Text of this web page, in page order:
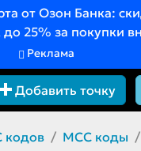
от Озон Банка:
25% за покупки
Реклама
Добавить точку
кодов MCC коды